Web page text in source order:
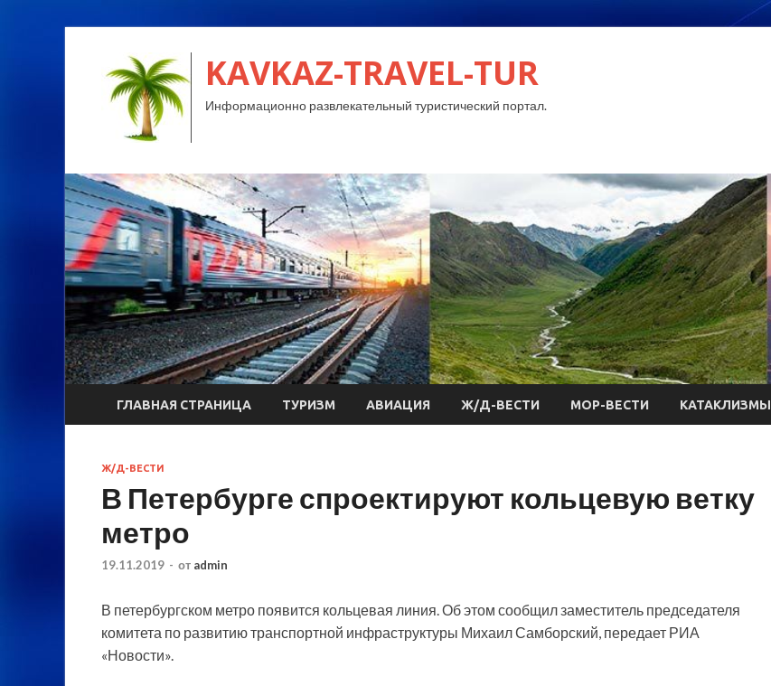
KAVKAZ-TRAVEL-TUR
Информационно развлекательный туристический портал.
ГЛАВНАЯ СТРАНИЦА ТУРИЗМ АВИАЦИЯ Ж/Д-ВЕСТИ МОР-ВЕСТИ КАТАКЛИЗМЫ
Ж/Д-ВЕСТИ
В Петербурге спроектируют кольцевую ветку
метро
19.11.2019 - от admin
В петербургском метро появится кольцевая линия. Об этом сообщил заместитель председателя
комитета по развитию транспортной инфраструктуры Михаил Самборский, передает РИА
«Новости».